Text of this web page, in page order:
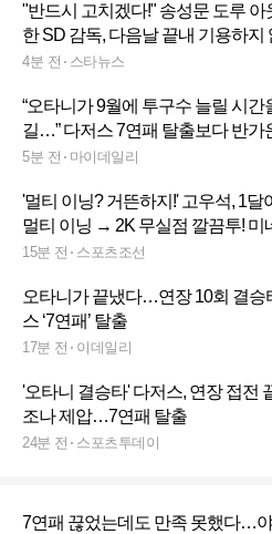
"반드시 고치겠다!" 송성문 도루 아
한 SD 감독, 다음날 끝내 기용하지
4분 전 스타뉴스
“오타니가 9월에 투구수 늘릴 시간
길…” 다저스 7연패 탈출보다 반가
그가 다시 공을 던졌다
5분 전 마이데일리
'멀티 이닝? 거뜬하지!' 고우석, 1달
멀티 이닝 → 2K 무실점 깔끔투! 미
귀만 기다린다
15분 전 스포츠조선
오타니가 끝냈다…연장 10회 결승
스 ‘7연패’ 탈출
17분 전 이데일리
'오타니 결승타' 다저스, 연장 접전
조나 제압…7연패 탈출
24분 전 스포츠투데이
7연패 끊었는데도 만족 못했다…